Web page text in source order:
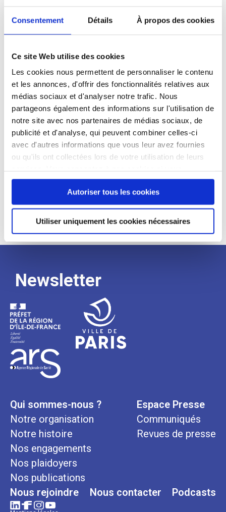
Consentement Détails À propos des cookies
Ce site Web utilise des cookies
Les cookies nous permettent de personnaliser le contenu
et les annonces, d'offrir des fonctionnalités relatives aux
médias sociaux et d'analyser notre trafic. Nous
partageons également des informations sur l'utilisation de
notre site avec nos partenaires de médias sociaux, de
publicité et d'analyse, qui peuvent combiner celles-ci
avec d'autres informations que vous leur avez fournies
ou qu'ils ont collectées lors de votre utilisation de leurs
continuez à utiliser notre site Web.
Autoriser tous les cookies
Utiliser uniquement les cookies nécessaires
sociales – Igas) depuis fin 2022.
Ancienne élève de l’École normale
diplômée de l’EHESS – École des hautes
l’ENSAE Paris, elle a débuté sa carrière
en 2011 au Ministère du travail, au sein
du service statistique ministériel (Dares
– ministère du Travail).
Elle a ensuite fait l’essentiel de sa
carrière à la Direction générale du Trésor
(French Treasury) (2014-2022), occupant
politiques sociales, des politiques
sectorielles et du financement de
l’économie.
Newsletter
Qui sommes-nous ?
Notre organisation
Notre histoire
Nos engagements
Nos plaidoyers
Nos publications
Espace Presse
Communiqués
Revues de presse
Nous rejoindre Nous contacter Podcasts